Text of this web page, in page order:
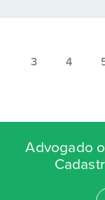
3 4
Advogado